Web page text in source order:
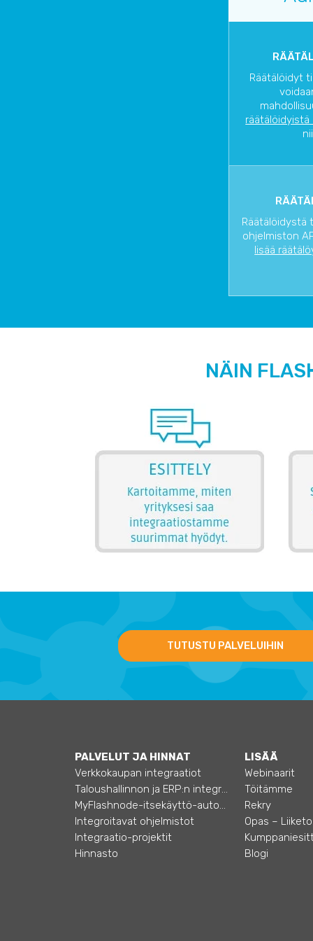
Räätälöidyt
Räätälöidystä
ohjelmiston
lisää
NÄIN
TUTUSTU PALVELUIHIN
PALVELUT JA HINNAT
Verkkokaupan integraatiot
Taloushallinnon ja ERP:n integraatiot
MyFlashnode-itsekäyttö-automaatio
Integroitavat ohjelmistot
Integraatio-projektit
Hinnasto
LISÄÄ
Webinaarit
Töitämme
Rekry
Blogi